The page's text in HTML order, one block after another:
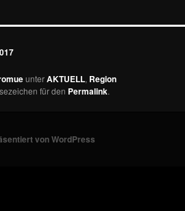
unterAKTUELL, Region
für den Permalink.
von WordPress